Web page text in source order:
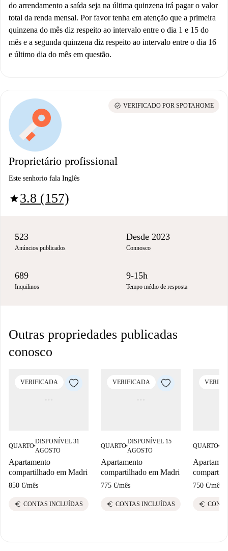
do arrendamento a saída seja na última quinzena irá pagar o valor
total da renda mensal. Por favor tenha em atenção que a primeira
quinzena do mês diz respeito ao intervalo entre o dia 1 e 15 do
mês e a segunda quinzena diz respeito ao intervalo entre o dia 16
e último dia do mês em questão.
Proprietário profissional
Este senhorio fala Inglês
star3.8 (157)
check_circle VERIFICADO POR SPOTAHOME
523
Anúncios publicados
Desde 2023
Connosco
689
Inquilinos
9-15h
Tempo médio de resposta
Outras propriedades publicadas
conosco
VERIFICADA
QUARTO■
DISPONÍVEL 31
AGOSTO
Apartamento
compartilhado em Madri
850 €/mês
euro CONTAS INCLUÍDAS
VERIFICADA
QUARTO■
DISPONÍVEL 15
AGOSTO
Apartamento
compartilhado em Madri
775 €/mês
euro CONTAS INCLUÍDAS
QUARTO■
750 €/mês
euro